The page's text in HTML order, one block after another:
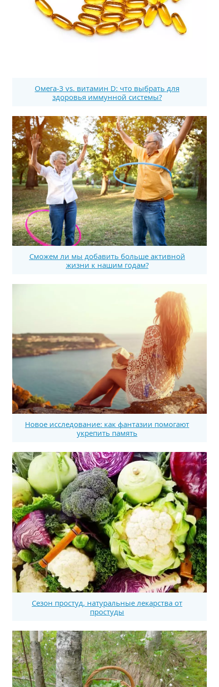
Омега-3 vs. витамин D: что выбрать для
здоровья иммунной системы?
Сможем ли мы добавить больше активной
жизни к нашим годам?
Новое исследование: как фантазии помогают
укрепить память
Сезон простуд, натуральные лекарства от
простуды